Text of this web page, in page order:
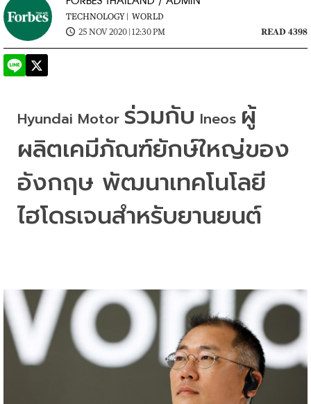
TECHNOLOGY | WORLD
25 NOV 2020 | 12:30 PM
READ 4398
Hyundai Motor ร่วมกับ Ineos ผู้
ผลิตเคมีภัณฑ์ยักษ์ใหญ่ของ
อังกฤษ พัฒนาเทคโนโลยี
ไฮโดรเจนสำหรับยานยนต์